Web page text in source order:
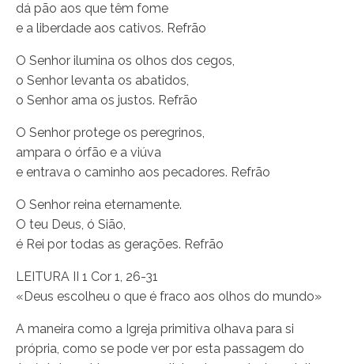
dá pão aos que têm fome
e a liberdade aos cativos. Refrão
O Senhor ilumina os olhos dos cegos,
o Senhor levanta os abatidos,
o Senhor ama os justos. Refrão
O Senhor protege os peregrinos,
ampara o órfão e a viúva
e entrava o caminho aos pecadores. Refrão
O Senhor reina eternamente.
O teu Deus, ó Sião,
é Rei por todas as gerações. Refrão
LEITURA II 1 Cor 1, 26-31
«Deus escolheu o que é fraco aos olhos do mundo»
A maneira como a Igreja primitiva olhava para si
própria, como se pode ver por esta passagem do